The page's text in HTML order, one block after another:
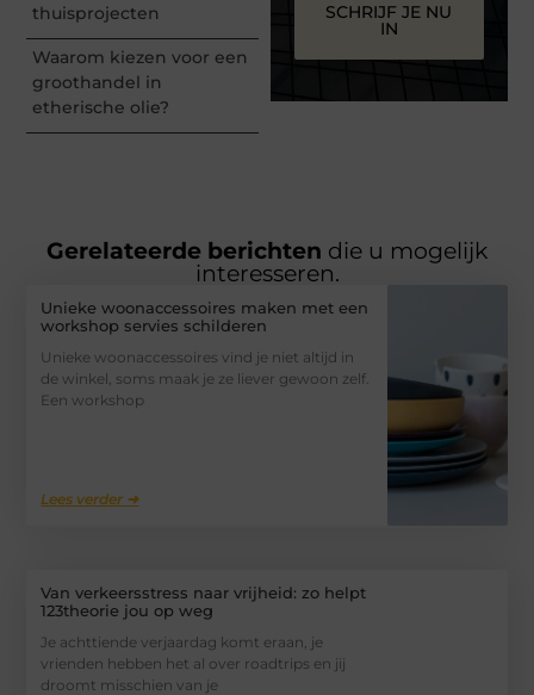
thuisprojecten
Waarom kiezen voor een
groothandel in
etherische olie?
SCHRIJF JE NU
IN
Gerelateerde berichten die u mogelijk
interesseren.
Unieke woonaccessoires maken met een
workshop servies schilderen
Unieke woonaccessoires vind je niet altijd in
de winkel, soms maak je ze liever gewoon zelf.
Een workshop
Lees verder ➜
Van verkeersstress naar vrijheid: zo helpt
123theorie jou op weg
Je achttiende verjaardag komt eraan, je
vrienden hebben het al over roadtrips en jij
droomt misschien van je